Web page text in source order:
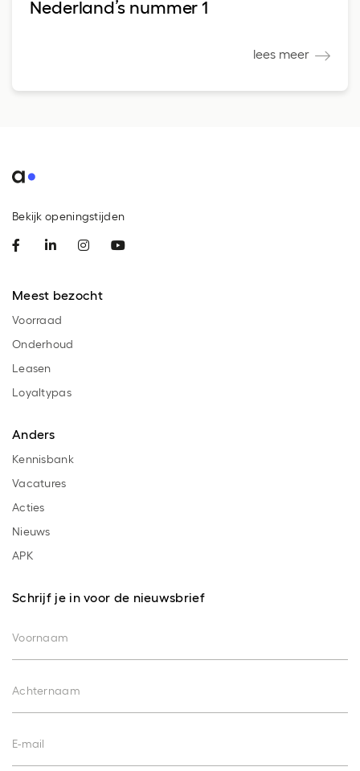
Nederland’s nummer 1
lees meer
Bekijk openingstijden
Meest bezocht
Voorraad
Onderhoud
Leasen
Loyaltypas
Anders
Kennisbank
Vacatures
Acties
Nieuws
APK
Schrijf je in voor de nieuwsbrief
Voornaam
Achternaam
E-mail